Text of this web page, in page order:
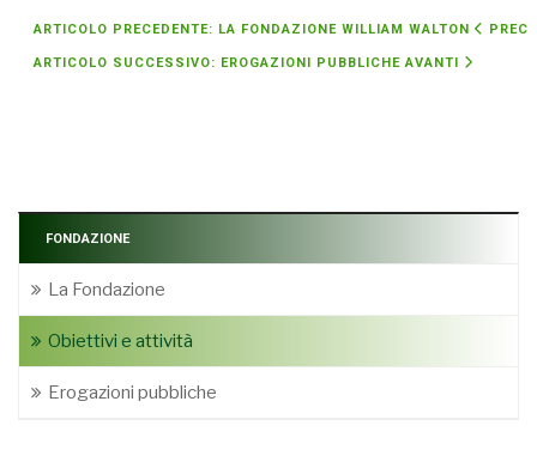
ARTICOLO PRECEDENTE: LA FONDAZIONE WILLIAM WALTON PREC
ARTICOLO SUCCESSIVO: EROGAZIONI PUBBLICHEAVANTI
FONDAZIONE
La Fondazione
Obiettivi e attività
Erogazioni pubbliche